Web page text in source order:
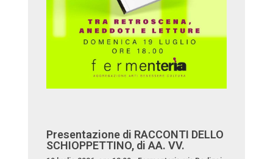
Presentazione di RACCONTI DELLO
SCHIOPPETTINO, di AA. VV.